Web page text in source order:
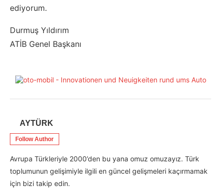
ediyorum.
Durmuş Yıldırım
ATİB Genel Başkanı
AYTÜRK
Follow Author
Avrupa Türkleriyle 2000’den bu yana omuz omuzayız. Türk
toplumunun gelişimiyle ilgili en güncel gelişmeleri kaçırmamak
için bizi takip edin.